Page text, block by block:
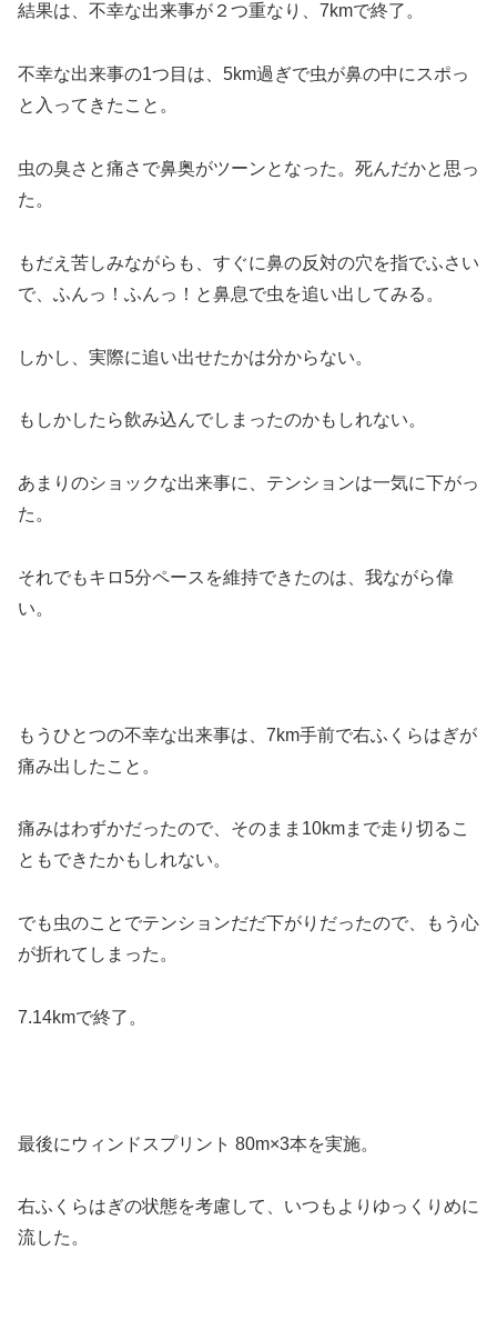
結果は、不幸な出来事が２つ重なり、7kmで終了。
不幸な出来事の1つ目は、5km過ぎで虫が鼻の中にスポっ
と入ってきたこと。
虫の臭さと痛さで鼻奥がツーンとなった。死んだかと思っ
た。
もだえ苦しみながらも、すぐに鼻の反対の穴を指でふさい
で、ふんっ！ふんっ！と鼻息で虫を追い出してみる。
しかし、実際に追い出せたかは分からない。
もしかしたら飲み込んでしまったのかもしれない。
あまりのショックな出来事に、テンションは一気に下がっ
た。
それでもキロ5分ペースを維持できたのは、我ながら偉
い。
もうひとつの不幸な出来事は、7km手前で右ふくらはぎが
痛み出したこと。
痛みはわずかだったので、そのまま10kmまで走り切るこ
ともできたかもしれない。
でも虫のことでテンションだだ下がりだったので、もう心
が折れてしまった。
7.14kmで終了。
最後にウィンドスプリント 80m×3本を実施。
右ふくらはぎの状態を考慮して、いつもよりゆっくりめに
流した。